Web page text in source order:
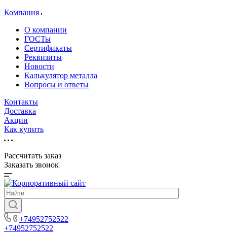
Компания
О компании
ГОСТы
Сертификаты
Реквизиты
Новости
Калькулятор металла
Вопросы и ответы
Контакты
Доставка
Акции
Как купить
Рассчитать заказ
Заказать звонок
+74952752522
+74952752522